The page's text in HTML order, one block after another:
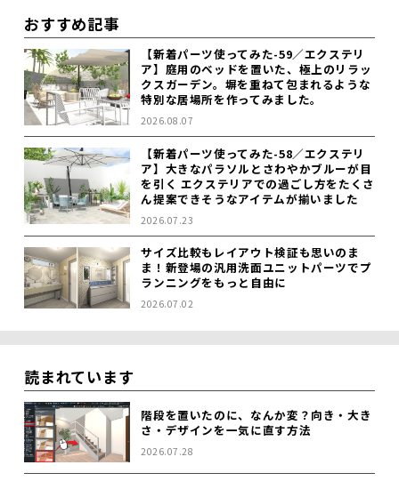
おすすめ記事
【新着パーツ使ってみた-59／エクステリ
ア】庭用のベッドを置いた、極上のリラッ
クスガーデン。塀を重ねて包まれるような
特別な居場所を作ってみました。
2026.08.07
【新着パーツ使ってみた-58／エクステリ
ア】大きなパラソルとさわやかブルーが目
を引く エクステリアでの過ごし方をたくさ
ん提案できそうなアイテムが揃いました
2026.07.23
サイズ比較もレイアウト検証も思いのま
ま！新登場の汎用洗面ユニットパーツでプ
ランニングをもっと自由に
2026.07.02
読まれています
階段を置いたのに、なんか変？向き・大き
さ・デザインを一気に直す方法
2026.07.28